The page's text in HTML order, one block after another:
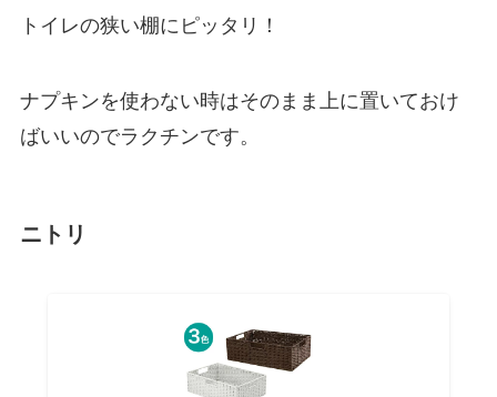
トイレの狭い棚にピッタリ！
ナプキンを使わない時はそのまま上に置いておけ
ばいいのでラクチンです。
ニトリ